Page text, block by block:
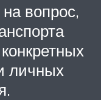
вопрос,
личных